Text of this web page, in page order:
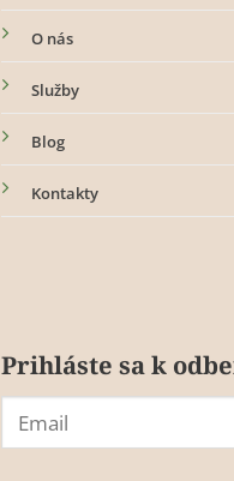
O nás
Služby
Blog
Kontakty
Prihláste sa k